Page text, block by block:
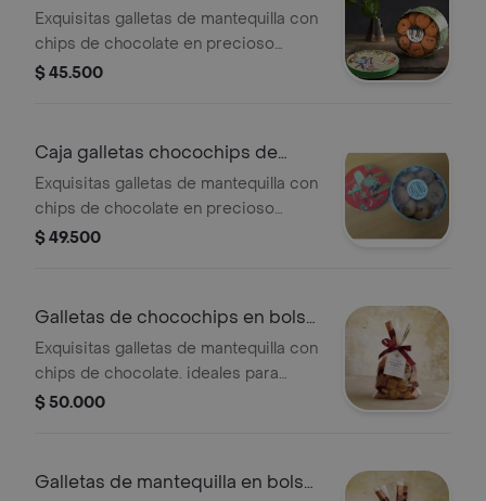
90gr
Exquisitas galletas de mantequilla con
chips de chocolate en precioso
estuche metálico de la colección
$ 45.500
Caja galletas chocochips de
125gr
Exquisitas galletas de mantequilla con
chips de chocolate en precioso
estuche metálico de la colección
$ 49.500
Galletas de chocochips en bolsa
250gr
Exquisitas galletas de mantequilla con
chips de chocolate. ideales para
ofrecer en una tarde de té, o para
$ 50.000
Galletas de mantequilla en bolsa